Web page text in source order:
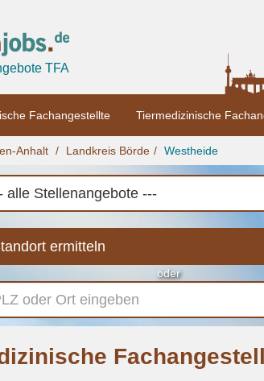
TFA
Fachangestellte Tiermedizinische
Anhalt Landkreis Börde Westheide
ermitteln
oder